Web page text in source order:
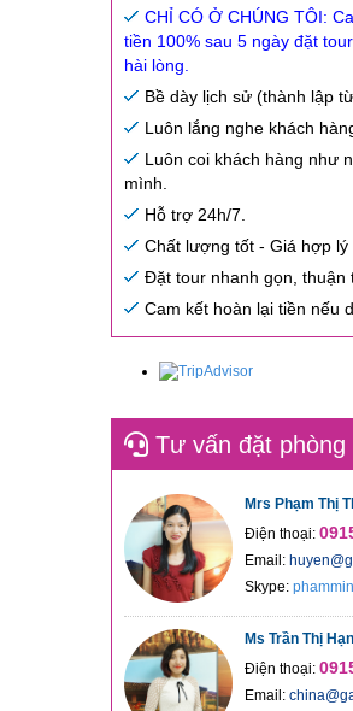
CHỈ CÓ Ở CHÚNG TÔI:
tiền 100% sau 5 ngày đặt
hài lòng.
Bề dày lịch sử (thành lập
Luôn lắng nghe khách
Luôn coi khách hàng như
mình.
Hỗ trợ 24h/7.
Chất lượng tốt - Giá hợp lý
Đặt tour nhanh gọn, thuận
Cam kết hoàn lại tiền nếu
Tư vấn đặt phòng
Mrs Phạm Thị
Điện thoại:
Email:
Skype:
Ms Trần Thị
Điện thoại:
Email: